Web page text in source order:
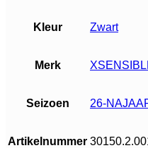
Kleur Zwart
Merk
Seizoen 26-
Artikelnummer